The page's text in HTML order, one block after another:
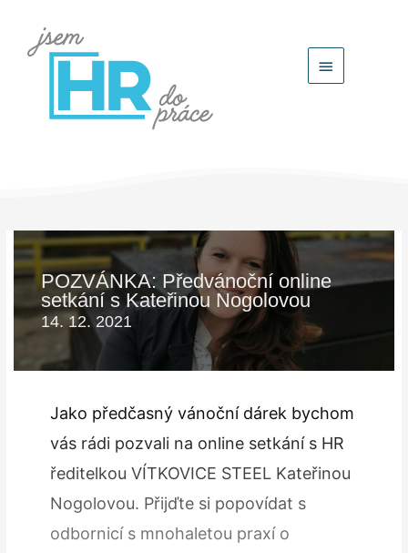
Hlavní
POZVÁNKA: Předvánoční online
setkání s Kateřinou Nogolovou
14. 12. 2021
Jako předčasný vánoční dárek bychom
vás rádi pozvali na online setkání s HR
ředitelkou VÍTKOVICE STEEL Kateřinou
Nogolovou. Přijďte si popovídat s
odbornicí s mnohaletou praxí o